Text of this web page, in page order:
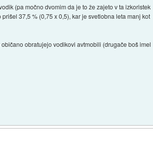
(pa močno dvomim da je to že zajeto v ta izkoristek
37,5 % (0,75 x 0,5), kar je svetlobna leta manj kot
obratujejo vodikovi avtmobili (drugače boš imel